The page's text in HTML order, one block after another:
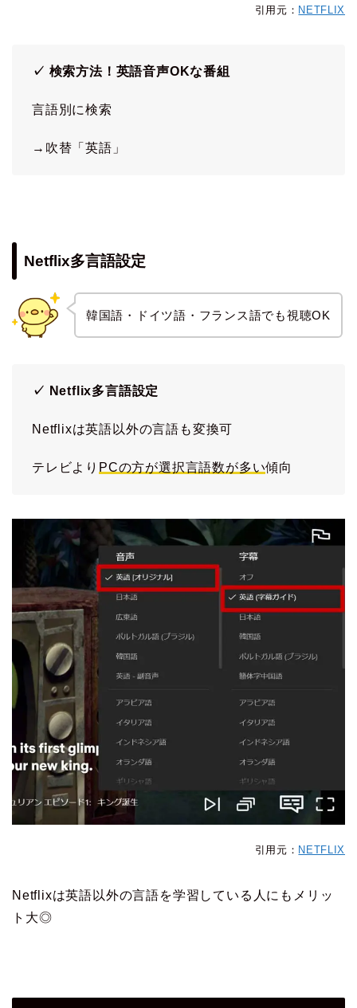
引用元： NETFLIX
✓ 検索方法！英語音声OKな番組
言語別に検索
→吹替「英語」
Netflix多言語設定
韓国語・ドイツ語・フランス語でも視聴OK
✓ Netflix多言語設定
Netflixは英語以外の言語も変換可
テレビより PCの方が選択言語数が多い傾向
引用元： NETFLIX
Netflixは英語以外の言語を学習している人にもメリッ
ト大◎